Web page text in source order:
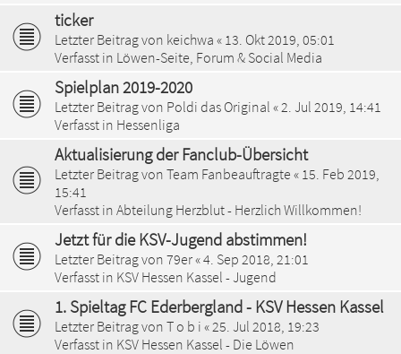
ticker
Letzter Beitrag von keichwa « 13. Okt 2019, 05:01
Verfasst in Löwen-Seite, Forum & Social Media
Spielplan 2019-2020
Letzter Beitrag von Poldi das Original « 2. Jul 2019, 14:41
Verfasst in Hessenliga
Aktualisierung der Fanclub-Übersicht
Letzter Beitrag von Team Fanbeauftragte « 15. Feb 2019,
15:41
Verfasst in Abteilung Herzblut - Herzlich Willkommen!
Jetzt für die KSV-Jugend abstimmen!
Letzter Beitrag von 79er«4. Sep 2018, 21:01
Verfasst in KSV Hessen Kassel - Jugend
1. Spieltag FC Ederbergland - KSV Hessen Kassel
Letzter Beitrag von T o b i « 25. Jul 2018, 19:23
Verfasst in KSV Hessen Kassel - Die Löwen